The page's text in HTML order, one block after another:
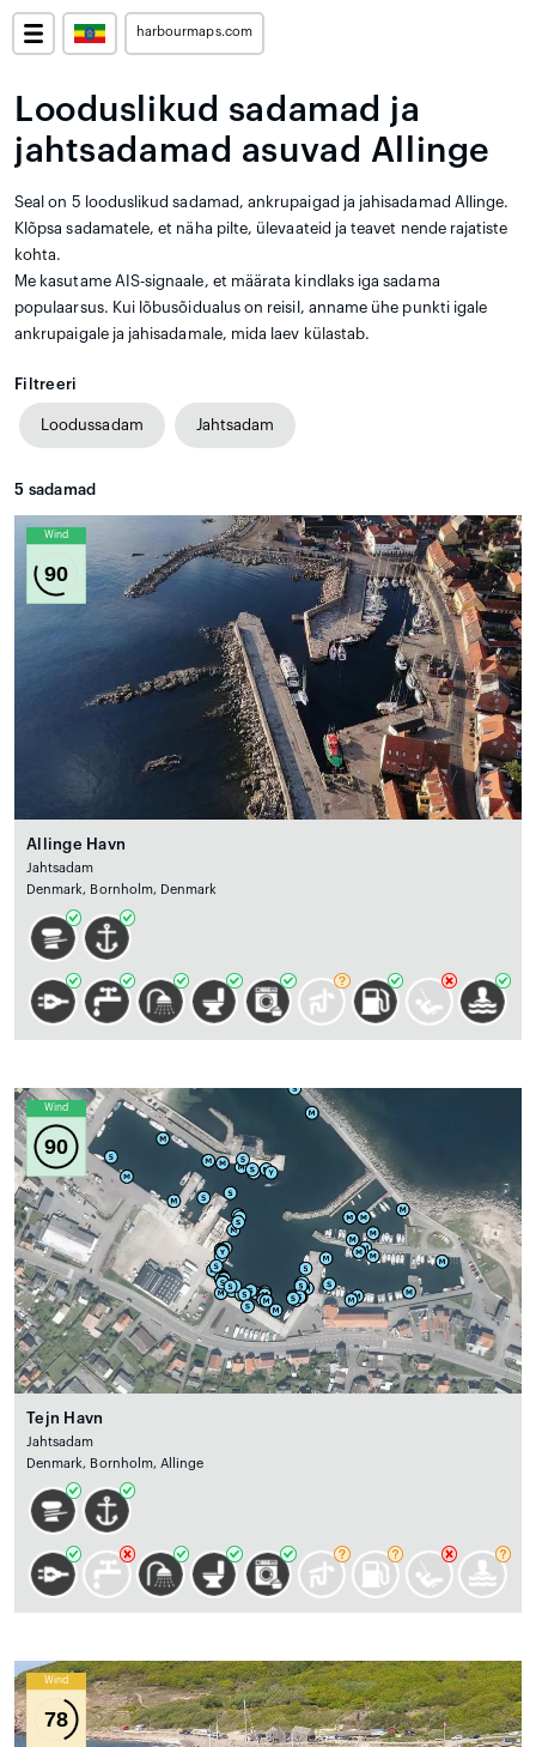
harbourmaps.com
Looduslikud sadamad ja
jahtsadamad asuvad Allinge
Seal on 5 looduslikud sadamad, ankrupaigad ja jahisadamad Allinge.
Klõpsa sadamatele, et näha pilte, ülevaateid ja teavet nende rajatiste
kohta.
Me kasutame AIS-signaale, et määrata kindlaks iga sadama
populaarsus. Kui lõbusõidualus on reisil, anname ühe punkti igale
ankrupaigale ja jahisadamale, mida laev külastab.
Filtreeri
Loodussadam Jahtsadam
5 sadamad
Wind
90
Allinge Havn
Jahtsadam
Denmark, Bornholm, Denmark
Wind
90
Tejn Havn
Jahtsadam
Denmark, Bornholm, Allinge
Wind
78